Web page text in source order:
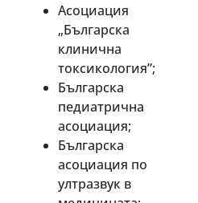
Асоциация
„Българска
клинична
токсикология”;
Българска
педиатрична
асоциация;
Българска
асоциация по
ултразвук в